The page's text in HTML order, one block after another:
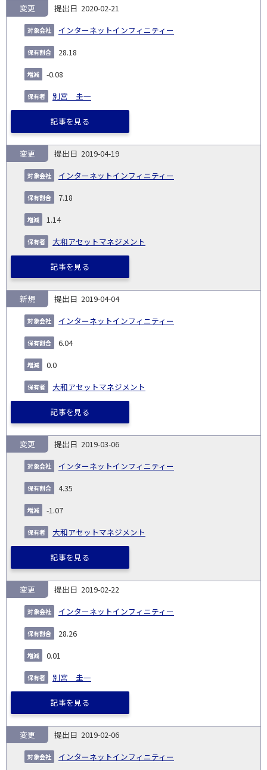
2020-02-21
インターネットインフィニティー
変更
28.18
-0.08
別宮 圭一
記事を見る
2019-04-19
インターネットインフィニティー
変更
7.18
1.14
大和アセットマネジメント
記事を見る
2019-04-04
インターネットインフィニティー
新規
6.04
0.0
大和アセットマネジメント
記事を見る
2019-03-06
インターネットインフィニティー
変更
4.35
-1.07
大和アセットマネジメント
記事を見る
2019-02-22
インターネットインフィニティー
変更
28.26
0.01
別宮 圭一
記事を見る
2019-02-06
インターネットインフィニティー
変更